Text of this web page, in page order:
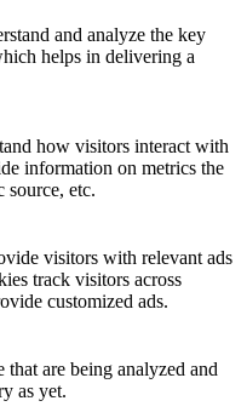
and analyze the key
helps in delivering a
how visitors interact with
information on metrics the
source, etc.
visitors with relevant ads
track visitors across
customized ads.
that are being analyzed and
as yet.